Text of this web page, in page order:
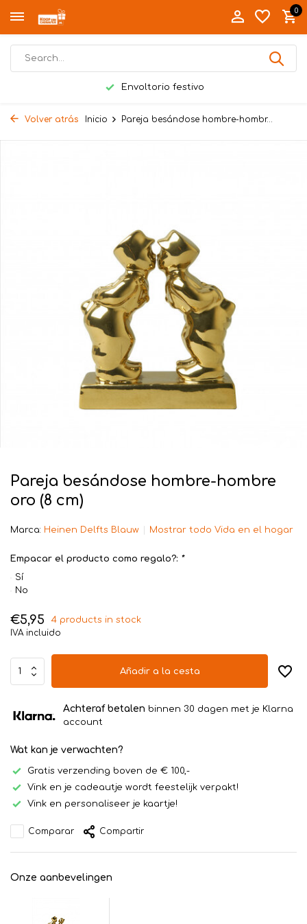
0
Envoltorio festivo
Volver atrás Inicio Pareja besándose hombre-hombr...
Pareja besándose hombre-hombre
oro (8 cm)
Marca: Heinen Delfts Blauw Mostrar todo Vida en el hogar
Empacar el producto como regalo?: *
Sí
No
€5,95
4 products in stock
IVA incluido
Añadir a la cesta
Achteraf betalen binnen 30 dagen met je Klarna
account
Wat kan je verwachten?
Gratis verzending boven de € 100,-
Vink en je cadeautje wordt feestelijk verpakt!
Vink en personaliseer je kaartje!
Comparar Compartir
Onze aanbevelingen